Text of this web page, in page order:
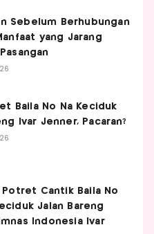
Sebelum Berhubungan
yang Jarang
Baila No Na Keciduk
Ivar Jenner, Pacaran?
Potret Cantik Baila No
Jalan Bareng
Indonesia Ivar